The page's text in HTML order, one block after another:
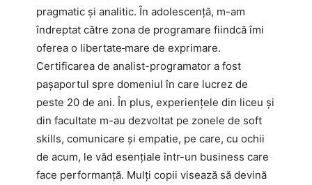
pragmatic și analitic. În adolescență, m-am
îndreptat către zona de programare fiindcă îmi
oferea o libertate mare de exprimare.
Certificarea de analist-programator a fost
pașaportul spre domeniul în care lucrez de
peste 20 de ani. În plus, experiențele din liceu și
din facultate m-au dezvoltat pe zonele de soft
skills, comunicare și empatie, pe care, cu ochii
de acum, le văd esențiale într-un business care
face performanță. Mulți copii visează să devină